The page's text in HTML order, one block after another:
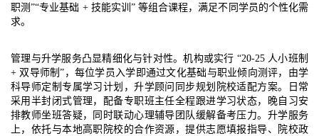
职测”“专业基础 + 技能实训” 等组合课程，满足不同学员的个性化需
求。​
管理与升学服务凸显精细化与针对性。机构或实行 “20-25 人小班制
+ 双导师制”，每位学员入学即通过文化基础与职业倾向测评，由学
科导师定制专属学习计划，升学顾问同步规划院校适配方案。日常
采用半封闭式管理，配备专职班主任全程跟进学习状态，晚自习安
排教师坐班答疑，同时联动心理辅导团队缓解备考压力。升学服务
上，依托与本地高职院校的合作资源，提供志愿填报指导、院校政